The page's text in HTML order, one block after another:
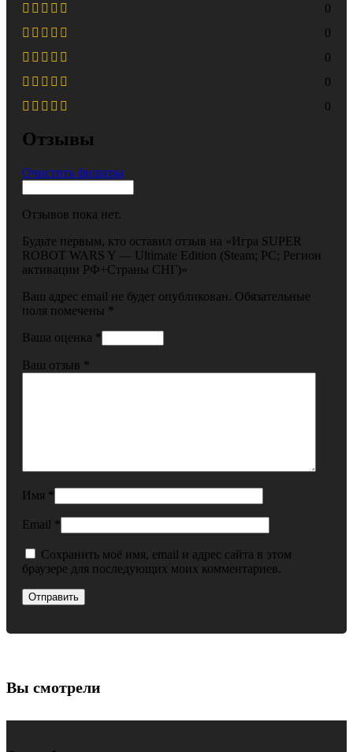
0
0
0
0
0
Отзывы
Очистить фильтры
Отзывов пока нет.
Будьте первым, кто оставил отзыв на «Игра SUPER
ROBOT WARS Y — Ultimate Edition (Steam; PC; Регион
активации РФ+Страны СНГ)»
Ваш адрес email не будет опубликован. Обязательные
поля помечены *
Ваша оценка *
Ваш отзыв *
Имя *
Email *
Сохранить моё имя, email и адрес сайта в этом
браузере для последующих моих комментариев.
Вы смотрели